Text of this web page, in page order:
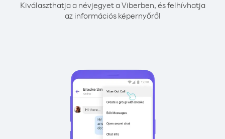
Kiválaszthatja a névjegyet a Viberben, és felhívhatja
az információs képernyőről